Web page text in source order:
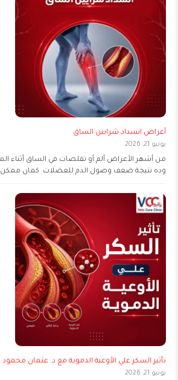
أعراض انسداد شرايين الساق
يونيو 21, 2026
من أشهر الأعراض ألم أو تقلصات في الساق أثناء
وده نتيجة ضعف وصول الدم للعضلات. كمان
تأثير السكر علي الأوعية الدموية مع د. عثمان محمود
يونيو 21, 2026